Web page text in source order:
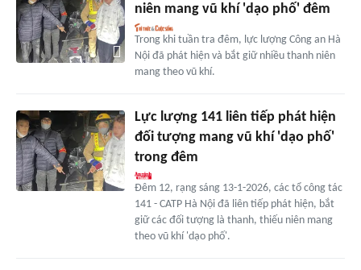
niên mang vũ khí 'dạo phố' đêm
Trong khi tuần tra đêm, lực lượng Công an Hà
Nội đã phát hiện và bắt giữ nhiều thanh niên
mang theo vũ khí.
Lực lượng 141 liên tiếp phát hiện
đối tượng mang vũ khí 'dạo phố'
trong đêm
Đêm 12, rạng sáng 13-1-2026, các tổ công tác
141 - CATP Hà Nội đã liên tiếp phát hiện, bắt
giữ các đối tượng là thanh, thiếu niên mang
theo vũ khí 'dạo phố'.